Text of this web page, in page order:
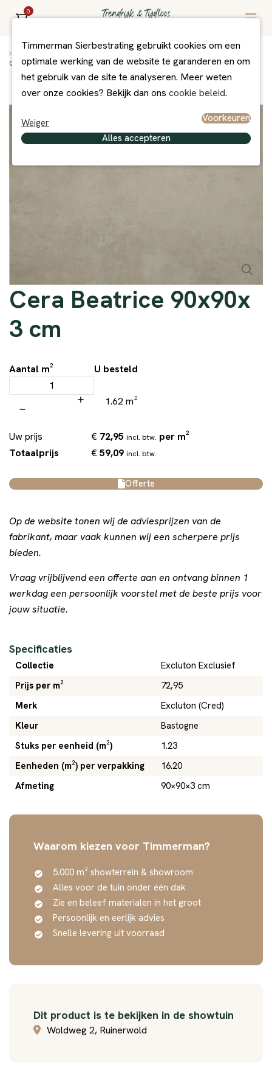
0
Home Excluton Exclusief
Cera Beatrice 90x90x 3 cm
Cera Beatrice 90x90x
3 cm
Aantal m² U besteld
1.62 m²
Uw prijs € 72,95 incl. btw. per m²
Totaalprijs
€59,09 incl. btw.
Offerte
Op de website tonen wij de adviesprijzen van de
fabrikant, maar vaak kunnen wij een scherpere prijs
bieden.
Vraag vrijblijvend een offerte aan en ontvang binnen 1
werkdag een persoonlijk voorstel met de beste prijs voor
jouw situatie.
Specificaties
Collectie
Excluton Exclusief
Prijs per m²
72,95
Merk
Excluton (Cred)
Kleur
Bastogne
Stuks per eenheid (m²)
1.23
Eenheden (m²) per verpakking
16.20
Afmeting
90×90×3 cm
Waarom kiezen voor Timmerman?
5.000 m² showterrein & showroom
Alles voor de tuin onder één dak
Zie en beleef materialen in het groot
Persoonlijk en eerlijk advies
Snelle levering uit voorraad
Dit product is te bekijken in de showtuin
Woldweg 2, Ruinerwold
Timmerman Sierbestrating gebruikt cookies om een
optimale werking van de website te garanderen en om
het gebruik van de site te analyseren. Meer weten
over onze cookies? Bekijk dan ons cookie beleid.
Weiger
Voorkeuren
Alles accepteren